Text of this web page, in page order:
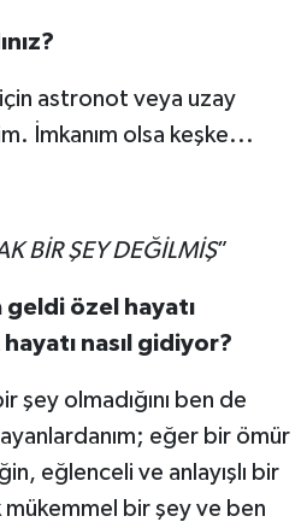
astronot veya uzay
İmkanım olsa keşke...
BİR ŞEY DEĞİLMİŞ”
geldi özel hayatı
nasıl gidiyor?
şey olmadığını ben de
eğer bir ömür
eğlenceli ve anlayışlı bir
bir şey ve ben